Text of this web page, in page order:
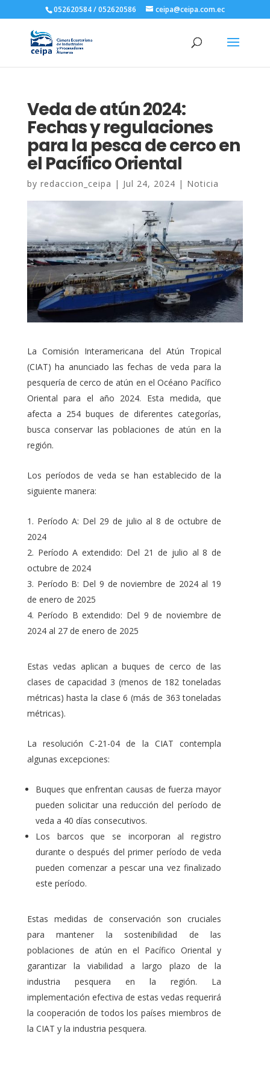
052620584 / 052620586 ceipa@ceipa.com.ec
Veda de atún 2024:
Fechas y regulaciones
para la pesca de cerco en
el Pacífico Oriental
by redaccion_ceipa | Jul 24, 2024 | Noticia
La Comisión Interamericana del Atún Tropical
(CIAT) ha anunciado las fechas de veda para la
pesquería de cerco de atún en el Océano Pacífico
Oriental para el año 2024. Esta medida, que
afecta a 254 buques de diferentes categorías,
busca conservar las poblaciones de atún en la
región.
Los períodos de veda se han establecido de la
siguiente manera:
Período A: Del 29 de julio al 8 de octubre de
2024
Período A extendido: Del 21 de julio al 8 de
octubre de 2024
Período B: Del 9 de noviembre de 2024 al 19
de enero de 2025
Período B extendido: Del 9 de noviembre de
2024 al 27 de enero de 2025
Estas vedas aplican a buques de cerco de las
clases de capacidad 3 (menos de 182 toneladas
métricas) hasta la clase 6 (más de 363 toneladas
métricas).
La resolución C-21-04 de la CIAT contempla
algunas excepciones:
Buques que enfrentan causas de fuerza mayor
pueden solicitar una reducción del período de
veda a 40 días consecutivos.
Los barcos que se incorporan al registro
durante o después del primer período de veda
pueden comenzar a pescar una vez finalizado
este período.
Estas medidas de conservación son cruciales
para mantener la sostenibilidad de las
poblaciones de atún en el Pacífico Oriental y
garantizar la viabilidad a largo plazo de la
industria pesquera en la región. La
implementación efectiva de estas vedas requerirá
la cooperación de todos los países miembros de
la CIAT y la industria pesquera.